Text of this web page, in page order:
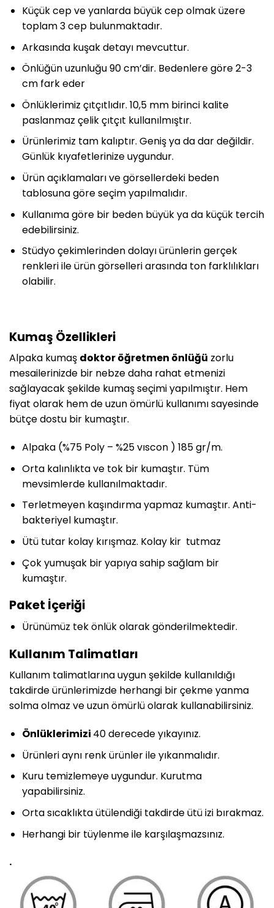
Küçük cep ve yanlarda büyük cep olmak üzere
toplam 3 cep bulunmaktadır.
Arkasında kuşak detayı mevcuttur.
Önlüğün uzunluğu 90 cm’dir. Bedenlere göre 2-3
cm fark eder
Önlüklerimiz çıtçıtlıdır. 10,5 mm birinci kalite
paslanmaz çelik çıtçıt kullanılmıştır.
Ürünlerimiz tam kalıptır. Geniş ya da dar değildir.
Günlük kıyafetlerinize uygundur.
Ürün açıklamaları ve görsellerdeki beden
tablosuna göre seçim yapılmalıdır.
Kullanıma göre bir beden büyük ya da küçük tercih
edebilirsiniz.
Stüdyo çekimlerinden dolayı ürünlerin gerçek
renkleri ile ürün görselleri arasında ton farklılıkları
olabilir.
Kumaş Özellikleri
Alpaka kumaş doktor öğretmen önlüğü zorlu
mesailerinizde bir nebze daha rahat etmenizi
sağlayacak şekilde kumaş seçimi yapılmıştır. Hem
fiyat olarak hem de uzun ömürlü kullanımı sayesinde
bütçe dostu bir kumaştır.
Alpaka (%75 Poly – %25 vıscon ) 185 gr/m.
Orta kalınlıkta ve tok bir kumaştır. Tüm
mevsimlerde kullanılmaktadır.
Terletmeyen kaşındırma yapmaz kumaştır. Anti-
bakteriyel kumaştır.
Ütü tutar kolay kırışmaz. Kolay kir tutmaz
Çok yumuşak bir yapıya sahip sağlam bir
kumaştır.
Paket İçeriği
Ürünümüz tek önlük olarak gönderilmektedir.
Kullanım Talimatları
Kullanım talimatlarına uygun şekilde kullanıldığı
takdirde ürünlerimizde herhangi bir çekme yanma
solma olmaz ve uzun ömürlü olarak kullanabilirsiniz.
Önlüklerimizi 40 derecede yıkayınız.
Ürünleri aynı renk ürünler ile yıkanmalıdır.
Kuru temizlemeye uygundur. Kurutma
yapabilirsiniz.
Orta sıcaklıkta ütülendiği takdirde ütü izi bırakmaz.
Herhangi bir tüylenme ile karşılaşmazsınız.
.